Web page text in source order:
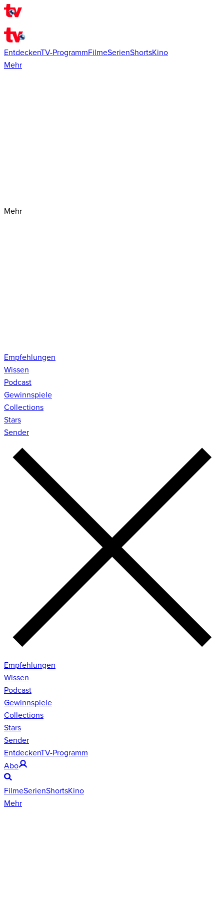
EntdeckenTV-ProgrammFilmeSerienShortsKino
Mehr
Mehr
Empfehlungen
Wissen
Podcast
Gewinnspiele
Collections
Stars
Sender
Empfehlungen
Wissen
Podcast
Gewinnspiele
Collections
Stars
Sender
EntdeckenTV-Programm
Abo
FilmeSerienShortsKino
Mehr